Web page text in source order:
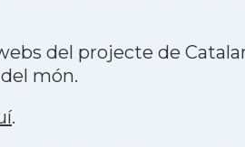
del projecte de
món.
.